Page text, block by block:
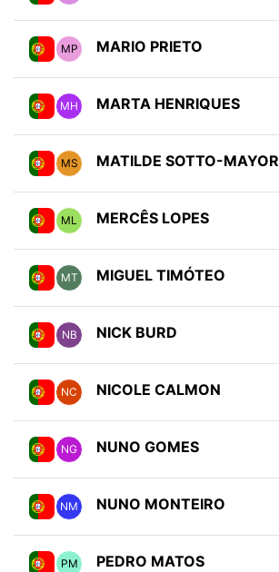
MP MARIO PRIETO
MH MARTA HENRIQUES
MS MATILDE SOTTO-MAYOR
ML MERCÊS LOPES
MT MIGUEL TIMÓTEO
NB NICK BURD
NC NICOLE CALMON
NG NUNO GOMES
NM NUNO MONTEIRO
PM PEDRO MATOS